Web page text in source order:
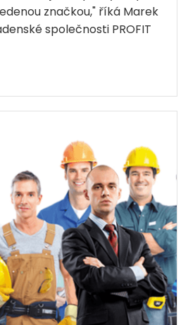
značkou," říká Marek
společnosti PROFIT